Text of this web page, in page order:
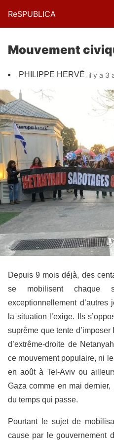
ReSPUBLICA
Mouvement
PHILIPPE HERVÉ il y a 3
Depuis 9 mois déjà, des
se mobilisent chaque
exceptionnellement
la situation l’exige. Ils
suprême que tente
d’extrême-droite de
ce mouvement populaire, ni
en août à Tel-Aviv ou
Gaza comme en mai
du temps qui passe.
Pourtant le sujet de
cause par le gouvernement